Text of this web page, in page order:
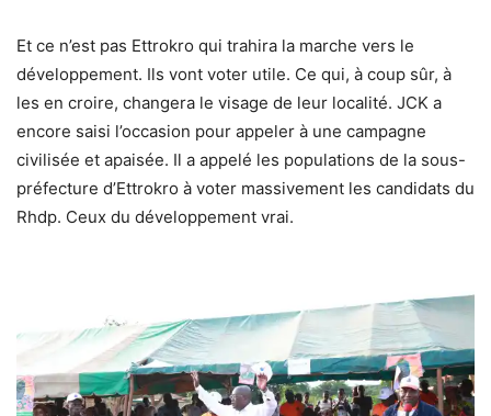
Et ce n’est pas Ettrokro qui trahira la marche vers le
développement. Ils vont voter utile. Ce qui, à coup sûr, à
les en croire, changera le visage de leur localité. JCK a
encore saisi l’occasion pour appeler à une campagne
civilisée et apaisée. Il a appelé les populations de la sous-
préfecture d’Ettrokro à voter massivement les candidats du
Rhdp. Ceux du développement vrai.